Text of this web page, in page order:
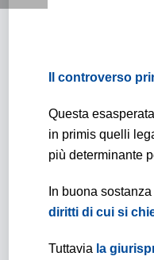
Il controverso
Questa
in primis quelli
più determinante
In buona
diritti di cui si
Tuttavia la